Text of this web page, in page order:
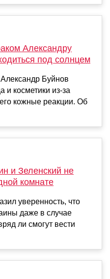
Александру
под солнцем
Буйнов
и косметики из-за
кожные реакции. Об
и Зеленский не
комнате
уверенность, что
даже в случае
ли смогут вести